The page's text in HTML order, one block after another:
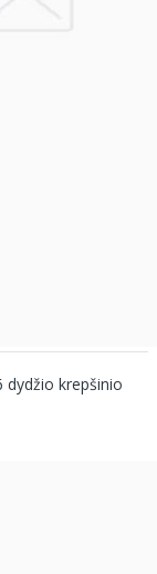
dydžio krepšinio